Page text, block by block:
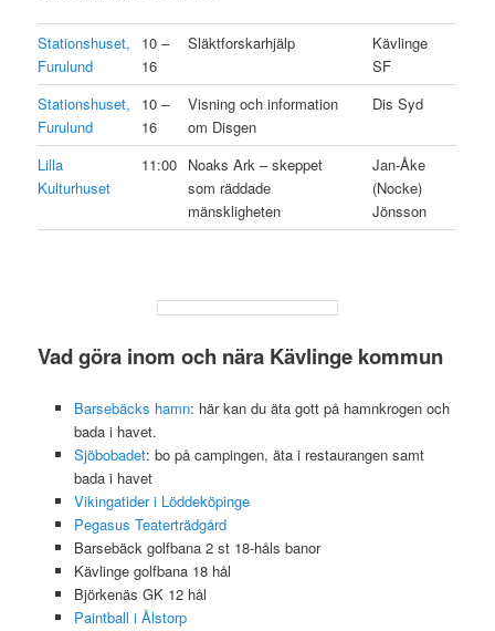
Stationshuset,
Furulund
10 –
16
Släktforskarhjälp
Kävlinge
SF
Stationshuset,
Furulund
10 –
16
Visning och information
om Disgen
Dis Syd
Lilla
Kulturhuset
11:00 Noaks Ark – skeppet
som räddade
mänskligheten
Jan-Åke
(Nocke)
Jönsson
Vad göra inom och nära Kävlinge kommun
Barsebäcks hamn: här kan du äta gott på hamnkrogen och
bada i havet.
Sjöbobadet: bo på campingen, äta i restaurangen samt
bada i havet
Vikingatider i Löddeköpinge
Pegasus Teaterträdgård
Barsebäck golfbana 2 st 18-håls banor
Kävlinge golfbana 18 hål
Björkenäs GK 12 hål
Paintball i Ålstorp